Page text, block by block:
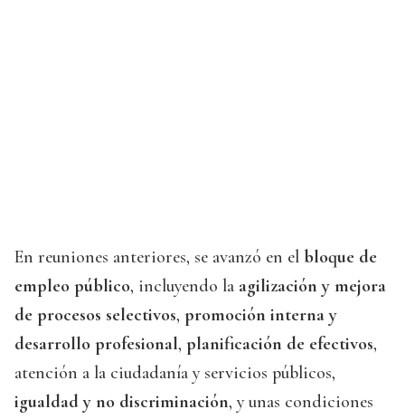
En reuniones anteriores, se avanzó en el bloque de
empleo público, incluyendo la agilización y mejora
de procesos selectivos, promoción interna y
desarrollo profesional, planificación de efectivos,
atención a la ciudadanía y servicios públicos,
igualdad y no discriminación, y unas condiciones